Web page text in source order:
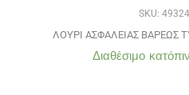
SKU:
ΛΟΥΡΙ ΑΣΦΑΛΕΙΑΣ ΒΑΡΕΩΣ
Διαθέσιμο